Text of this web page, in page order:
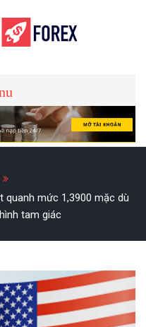
quanh mức 1,3900 mặc dù
tam giác